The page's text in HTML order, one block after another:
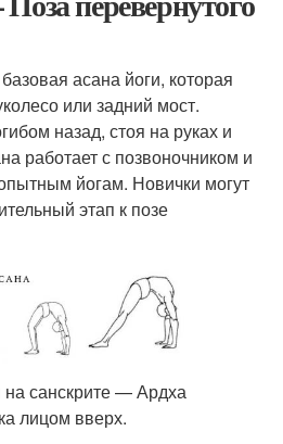
асана йоги, которая
или задний мост.
назад, стоя на руках и
работает с позвоночником и
йогам. Новички могут
этап к позе
санскрите — Ардха
лицом вверх.